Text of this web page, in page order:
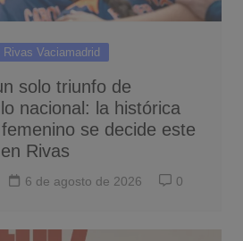
Rivas Vaciamadrid
solo triunfo de
nacional: la histórica
se decide este
Rivas
6 de agosto de 2026 0